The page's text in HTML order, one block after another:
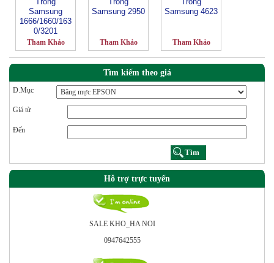
Samsung
1666/1660/163
0/3201
Tham Khảo
Samsung 2950
Tham Khảo
Samsung 4623
Tham Khảo
Tìm kiếm theo giá
D.Mục
Giá từ
Đến
Hỗ trợ trực tuyến
SALE KHO_HA NOI
0947642555